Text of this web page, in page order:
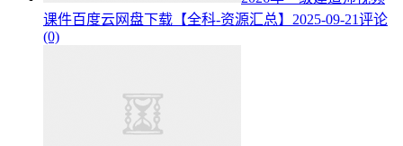
课件百度云网盘下载【全科-资源汇总】 2025-09-21评论
(0)